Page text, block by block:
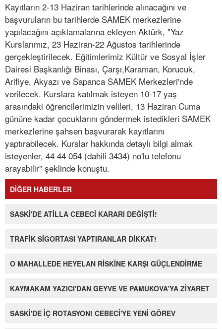
Kayıtların 2-13 Haziran tarihlerinde alınacağını ve
başvuruların bu tarihlerde SAMEK merkezlerine
yapılacağını açıklamalarına ekleyen Aktürk, "Yaz
Kurslarımız, 23 Haziran-22 Ağustos tarihlerinde
gerçekleştirilecek. Eğitimlerimiz Kültür ve Sosyal İşler
Dairesi Başkanlığı Binası, Çarşı,Karaman, Korucuk,
Arifiye, Akyazı ve Sapanca SAMEK Merkezleri'nde
verilecek. Kurslara katılmak isteyen 10-17 yaş
arasındaki öğrencilerimizin velileri, 13 Haziran Cuma
gününe kadar çocuklarını göndermek istedikleri SAMEK
merkezlerine şahsen başvurarak kayıtlarını
yaptırabilecek. Kurslar hakkında detaylı bilgi almak
isteyenler, 44 44 054 (dahili 3434) no'lu telefonu
arayabilir" şeklinde konuştu.
DİĞER HABERLER
SASKİ'DE ATİLLA CEBECİ KARARI DEĞİŞTİ!
TRAFİK SİGORTASI YAPTIRANLAR DİKKAT!
O MAHALLEDE HEYELAN RİSKİNE KARŞI GÜÇLENDİRME
KAYMAKAM YAZICI'DAN GEYVE VE PAMUKOVA'YA ZİYARET
SASKİ'DE İÇ ROTASYON! CEBECİ'YE YENİ GÖREV